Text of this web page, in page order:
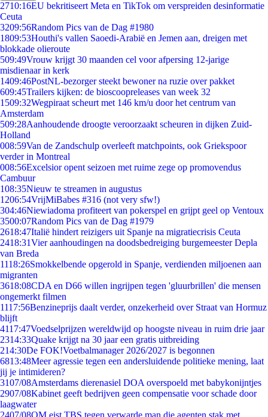
2710:16EU bekritiseert Meta en TikTok om verspreiden desinformatie
Ceuta
3209:56Random Pics van de Dag #1980
1809:53Houthi's vallen Saoedi-Arabië en Jemen aan, dreigen met
blokkade olieroute
509:49Vrouw krijgt 30 maanden cel voor afpersing 12-jarige
misdienaar in kerk
1409:46PostNL-bezorger steekt bewoner na ruzie over pakket
609:45Trailers kijken: de bioscoopreleases van week 32
1509:32Wegpiraat scheurt met 146 km/u door het centrum van
Amsterdam
509:28Aanhoudende droogte veroorzaakt scheuren in dijken Zuid-
Holland
008:59Van de Zandschulp overleeft matchpoints, ook Griekspoor
verder in Montreal
008:56Excelsior opent seizoen met ruime zege op promovendus
Cambuur
108:35Nieuw te streamen in augustus
1206:54VrijMiBabes #316 (not very sfw!)
304:46Niewiadoma profiteert van pokerspel en grijpt geel op Ventoux
3500:07Random Pics van de Dag #1979
2618:47Italië hindert reizigers uit Spanje na migratiecrisis Ceuta
2418:31Vier aanhoudingen na doodsbedreiging burgemeester Depla
van Breda
1118:26Smokkelbende opgerold in Spanje, verdienden miljoenen aan
migranten
3618:08CDA en D66 willen ingrijpen tegen 'gluurbrillen' die mensen
ongemerkt filmen
1117:56Benzineprijs daalt verder, onzekerheid over Straat van Hormuz
blijft
4117:47Voedselprijzen wereldwijd op hoogste niveau in ruim drie jaar
2314:33Quake krijgt na 30 jaar een gratis uitbreiding
214:30De FOK!Voetbalmanager 2026/2027 is begonnen
6813:48Meer agressie tegen een andersluidende politieke mening, laat
jij je intimideren?
3107/08Amsterdams dierenasiel DOA overspoeld met babykonijntjes
2907/08Kabinet geeft bedrijven geen compensatie voor schade door
laagwater
2407/08OM eist TBS tegen verwarde man die agenten stak met